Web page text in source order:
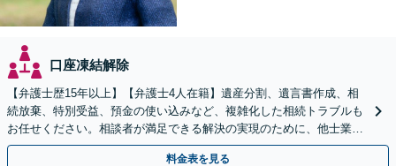
口座凍結解除
【弁護士歴15年以上】【弁護士4人在籍】遺産分割、遺言書作成、相
続放棄、特別受益、預金の使い込みなど、複雑化した相続トラブルも
お任せください。相談者が満足できる解決の実現のために、他士業と
連携し最善を尽くします【完全個室】
料金表を見る